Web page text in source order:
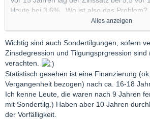
Heute bei 3,6%,. Wo ist also das Problem?
Das hatten wir schon.
Mehr noch, wer vor 15 Jahren finanziert
sonderkündigen und mit 1-1,5%
gemacht hatte, dem ist nicht zu helfen.
Wer vor 7/8 Jahren nur 10 Jahre Laufzeit
zu spare dem ist auch nicht zu helfen.
Mann hätte auch splitten können (wie ich).
Volltilgung Rest 15 Jahre.
Alles anzeigen
Wichtig sind auch Sondertilgungen, sofern
Zinsdegression und Tilgungsprgression sind
verachten.
Statistisch gesehen ist eine Finanzierung
Vergangenheit bezogen) nach ca. 16-18
Ich kenne Leute, die waren nach 9 Jahren
mit Sondertilg.) Haben aber 10 Jahren
der Vorfälligkeit.